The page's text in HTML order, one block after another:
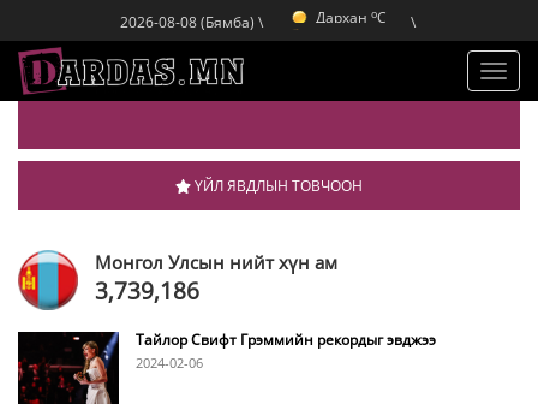
2026-08-08 (Бямба) \ Дархан oC
\
ҮЙЛ ЯВДЛЫН ТОВЧООН
Монгол Улсын нийт хүн ам
3,739,186
Тайлор Свифт Грэммийн рекордыг эвджээ
2024-02-06